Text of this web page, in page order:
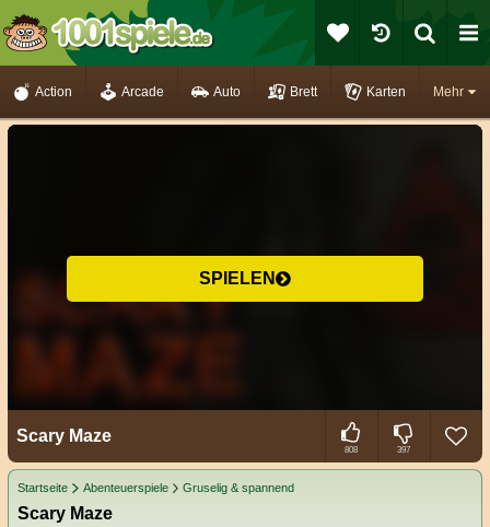
Mehr
Action Arcade Auto Brett Karten
SPIELEN
Scary Maze
808 397
Startseite Abenteuerspiele Gruselig & spannend
Scary Maze